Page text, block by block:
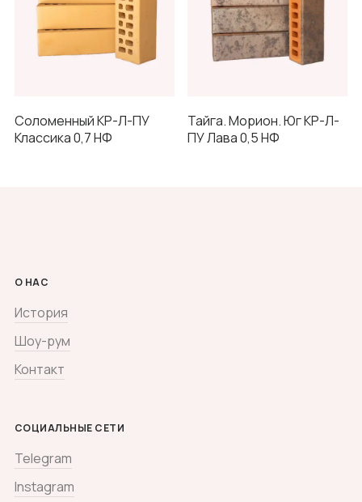
Соломенный КР-Л-ПУ
Классика 0,7 НФ
Тайга. Морион. Юг КР-Л-
ПУ Лава 0,5 НФ
О НАС
История
Шоу-рум
Контакт
СОЦИАЛЬНЫЕ СЕТИ
Telegram
Instagram